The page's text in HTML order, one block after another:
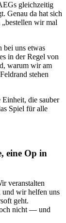
gleichzeitig
Genau da hat sich
wir mal
bei uns etwas
in der Regel von
warum wir am
stehen
die sauber
Spiel für alle
eine Op in
veranstalten
und wir helfen uns
geht.
nicht — und